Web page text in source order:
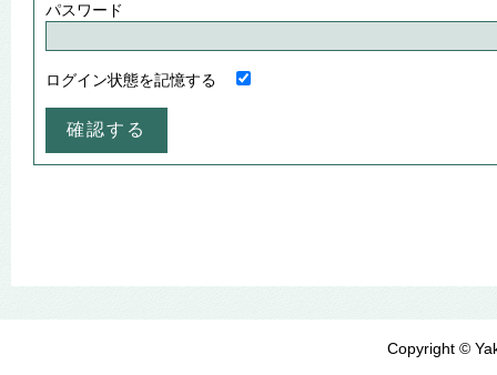
パスワード
ログイン状態を記憶する
Copyright ©